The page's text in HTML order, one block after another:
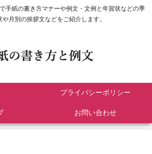
手紙の書き方マナーや例文・文例と年賀状などの季
や月別の挨拶文などをご紹介します。
プライバシーポリシー
お問い合わせ